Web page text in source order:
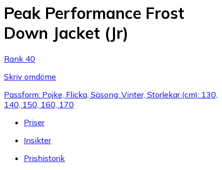
Peak Performance Frost
Down Jacket (Jr)
Rank 40
Skriv omdöme
Passform: Pojke, Flicka, Säsong: Vinter, Storlekar (cm): 130,
140, 150, 160, 170
Priser
Insikter
Prishistorik